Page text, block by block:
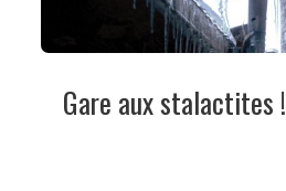
Gare aux stalactites !